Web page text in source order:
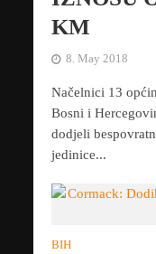
KM
8. May 2018
Načelnici 13
Bosni i
dodjeli
jedinice...
BIH